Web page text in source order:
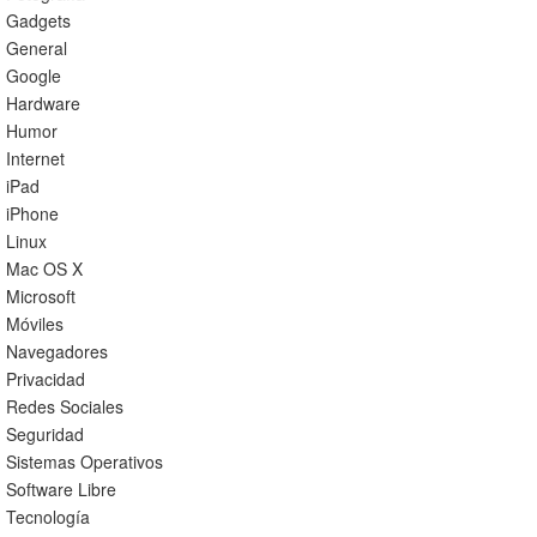
Gadgets
General
Google
Hardware
Humor
Internet
iPad
iPhone
Linux
Mac OS X
Microsoft
Móviles
Navegadores
Privacidad
Redes Sociales
Seguridad
Sistemas Operativos
Software Libre
Tecnología